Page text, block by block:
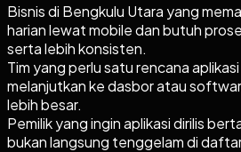
Bisnis di Bengkulu Utara yang
harian lewat mobile dan butuh
serta lebih konsisten.
Tim yang perlu satu rencana
melanjutkan ke dasbor atau
lebih besar.
Pemilik yang ingin aplikasi dirilis
bukan langsung tenggelam di